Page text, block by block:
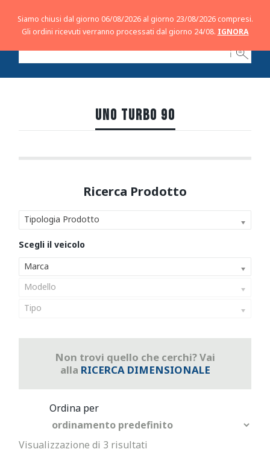
ℹ
UNO TURBO 90
Tipologia Prodotto
Marca
Modello
Tipo
Non trovi quello che cerchi? Vai
alla RICERCA DIMENSIONALE
Visualizzazione di 3 risultati
Siamo chiusi dal giorno 06/08/2026 al giorno 23/08/2026 compresi.
Gli ordini ricevuti verranno processati dal giorno 24/08. IGNORA